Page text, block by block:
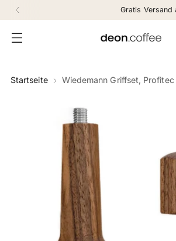
Gratis Versand ab 150.-
Startseite Wiedemann Griffset, Profitec